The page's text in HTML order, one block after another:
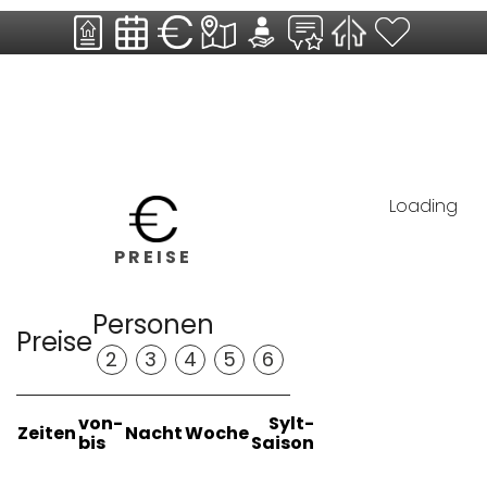
PREISE
PreisePersonen
2 3 4 5 6
Zeitenvon-
bis NachtWoche Sylt-
Saison
Loading